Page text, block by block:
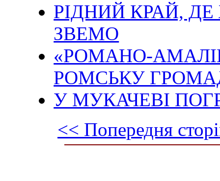
РІДНИЙ КРАЙ,
ЗВЕМО
«РОМАНО-
РОМСЬКУ
У МУКАЧЕВІ
<< Попередня